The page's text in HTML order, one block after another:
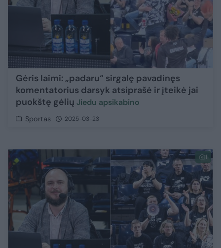
Gėris laimi: „padaru“ sirgalę pavadinęs
komentatorius darsyk atsiprašė ir įteikė jai
puokštę gėlių Jiedu apsikabino
Sportas 2025-03-23
1